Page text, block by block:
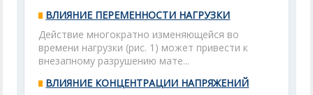
ВЛИЯНИЕ ПЕРЕМЕННОСТИ НАГРУЗКИ
Действие многократно изменяющейся во
времени нагрузки (рис. 1) может привести к
внезапному разрушению мате...
ВЛИЯНИЕ КОНЦЕНТРАЦИИ НАПРЯЖЕНИЙ